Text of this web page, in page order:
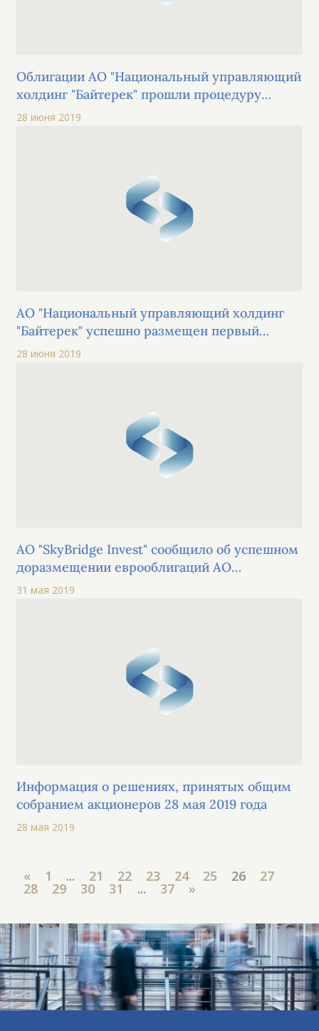
Облигации АО "Национальный управляющий
холдинг "Байтерек" прошли процедуру
листинга на KASE по категории "облигации"
28 июня 2019
АО "Национальный управляющий холдинг
"Байтерек" успешно размещен первый
выпуск облигаций в рамках пятой
28 июня 2019
АО "SkyBridge Invest" сообщило об успешном
доразмещении еврооблигаций АО
"Национальная компания "Қазақстан темір
31 мая 2019
Информация о решениях, принятых общим
собранием акционеров 28 мая 2019 года
28 мая 2019
« 1 ... 21 22 23 24 25 26 27
28 29 30 31 ... 37 »